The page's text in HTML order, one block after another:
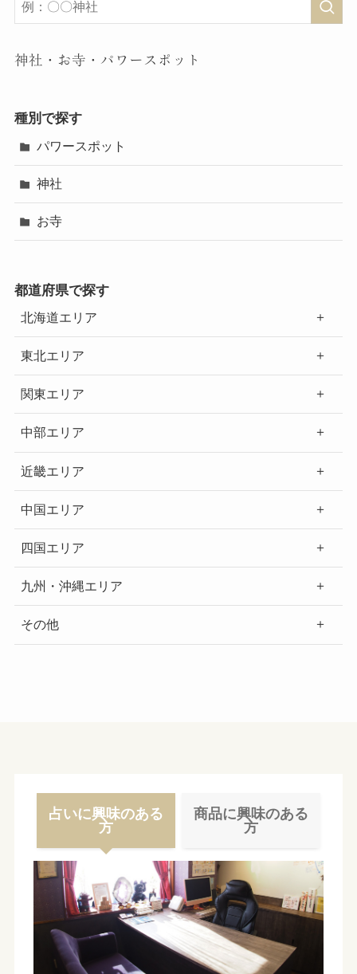
神社・お寺・パワースポット
種別で探す
パワースポット
神社
お寺
都道府県で探す
北海道エリア
東北エリア
関東エリア
中部エリア
近畿エリア
中国エリア
四国エリア
九州・沖縄エリア
その他
占いに興味のある
方
商品に興味のある
方